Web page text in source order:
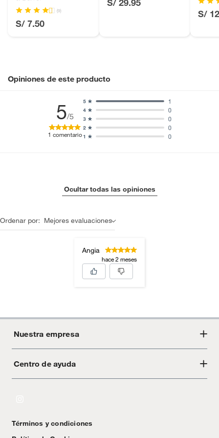
Licores y cigarros electrónicos.
(9)
S/ 7.50
S/ 29.95
S/
Opiniones de este producto
5/5
1 comentario1 0
2 0
3 0
4 0
5 1
Ocultar todas las opiniones
Ordenar por: Mejores evaluaciones
Angia
hace 2 meses
Nuestra empresa
Acerca de Crate
Centro de ayuda
Textos Legales
Términos y condiciones